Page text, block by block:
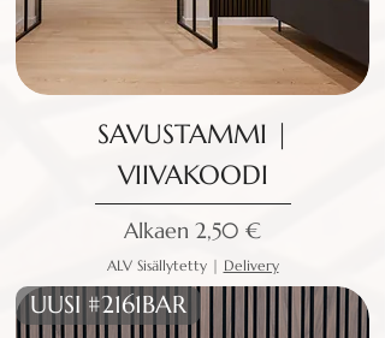
SAVUSTAMMI |
VIIVAKOODI
Alkaen 2,50 €
Alehinta
ALV Sisällytetty| Delivery
UUSI #2161BAR